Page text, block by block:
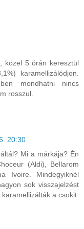
közel 5 órán keresztül
karamellizálódjon.
mondhatni nincs
rosszul.
20:30
Mi a márkája? Én
(Aldi), Bellarom
Ivoire. Mindegyiknél
sok visszajelzést
a csokit.